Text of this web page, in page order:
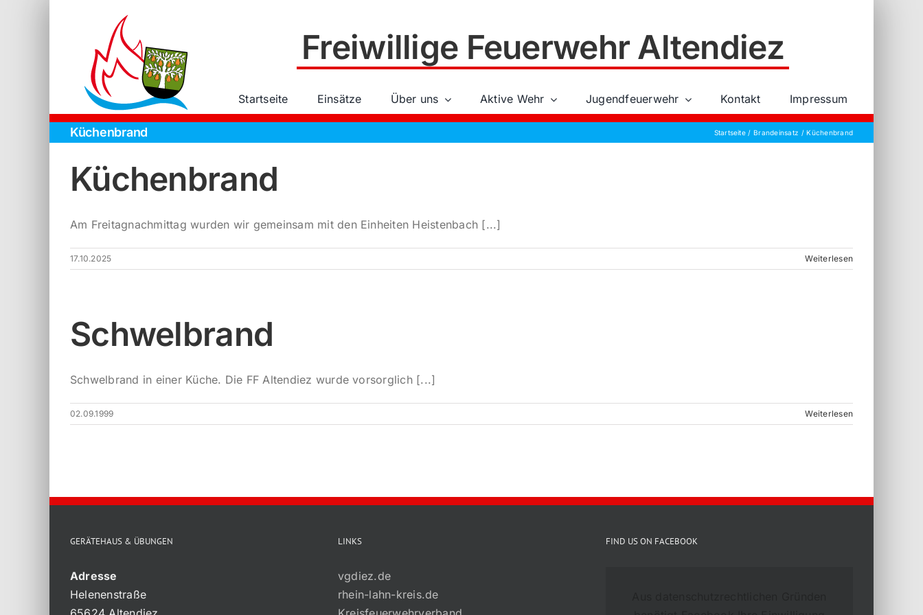
Freiwillige Feuerwehr Altendiez
Startseite Einsätze Über uns Aktive Wehr Jugendfeuerwehr Kontakt Impressum
Küchenbrand Startseite Brandeinsatz Küchenbrand
Küchenbrand
Am Freitagnachmittag wurden wir gemeinsam mit den Einheiten Heistenbach [...]
17.10.2025 Weiterlesen
Schwelbrand
Schwelbrand in einer Küche. Die FF Altendiez wurde vorsorglich [...]
02.09.1999 Weiterlesen
GERÄTEHAUS & ÜBUNGEN
Adresse
Helenenstraße
LINKS
vgdiez.de
rhein-lahn-kreis.de
FIND US ON FACEBOOK